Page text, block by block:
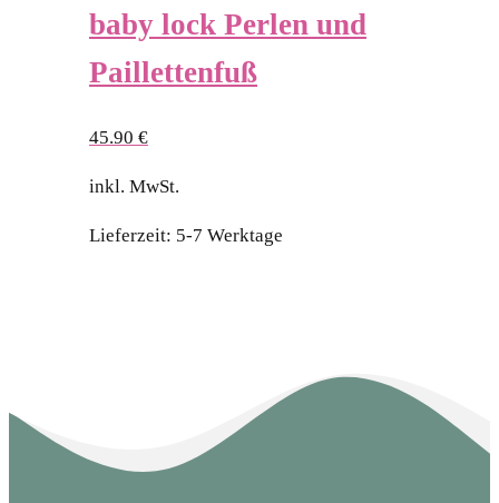
baby lock Perlen und
Paillettenfuß
45.90 €
inkl. MwSt.
Lieferzeit: 5-7 Werktage